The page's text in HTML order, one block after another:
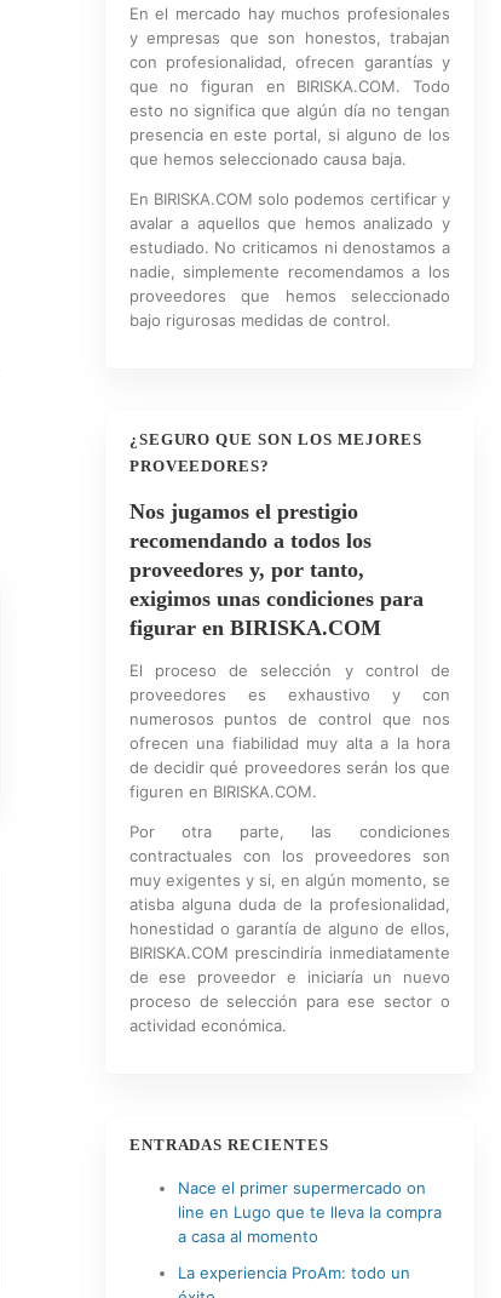
En el mercado hay muchos profesionales
y empresas que son honestos, trabajan
con profesionalidad, ofrecen garantías y
que no figuran en BIRISKA.COM. Todo
esto no significa que algún día no tengan
presencia en este portal, si alguno de los
que hemos seleccionado causa baja.
En BIRISKA.COM solo podemos certificar y
avalar a aquellos que hemos analizado y
estudiado. No criticamos ni denostamos a
nadie, simplemente recomendamos a los
proveedores que hemos seleccionado
bajo rigurosas medidas de control.
¿SEGURO QUE SON LOS MEJORES
PROVEEDORES?
Nos jugamos el prestigio
recomendando a todos los
proveedores y, por tanto,
exigimos unas condiciones para
figurar en BIRISKA.COM
El proceso de selección y control de
proveedores es exhaustivo y con
numerosos puntos de control que nos
ofrecen una fiabilidad muy alta a la hora
de decidir qué proveedores serán los que
figuren en BIRISKA.COM.
Por otra parte, las condiciones
contractuales con los proveedores son
muy exigentes y si, en algún momento, se
atisba alguna duda de la profesionalidad,
honestidad o garantía de alguno de ellos,
BIRISKA.COM prescindiría inmediatamente
de ese proveedor e iniciaría un nuevo
proceso de selección para ese sector o
actividad económica.
ENTRADAS RECIENTES
Nace el primer supermercado on
line en Lugo que te lleva la compra
a casa al momento
La experiencia ProAm: todo un